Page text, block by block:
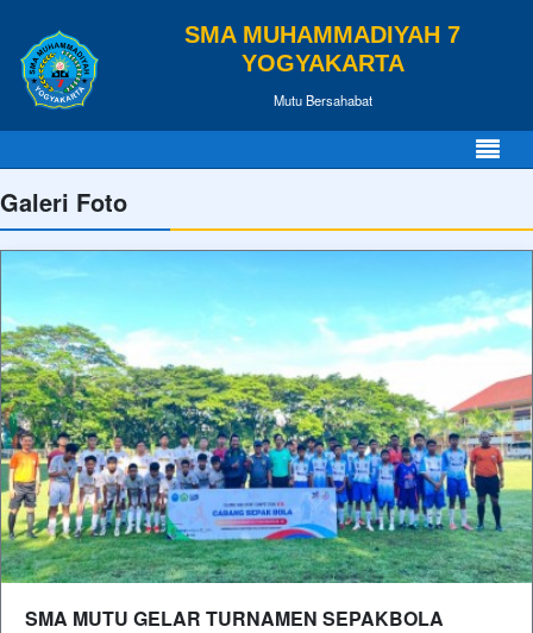
SMA MUHAMMADIYAH 7
YOGYAKARTA
Mutu Bersahabat
Galeri Foto
SMA MUTU GELAR TURNAMEN SEPAKBOLA